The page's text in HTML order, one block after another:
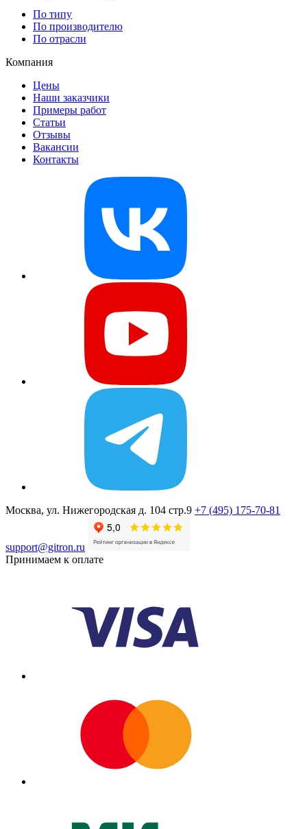
По типу
По производителю
По отрасли
Компания
Цены
Наши заказчики
Примеры работ
Статьи
Отзывы
Вакансии
Контакты
Москва, ул. Нижегородская д. 104 стр.9 +7 (495) 175-70-81
support@gitron.ru
Принимаем к оплате